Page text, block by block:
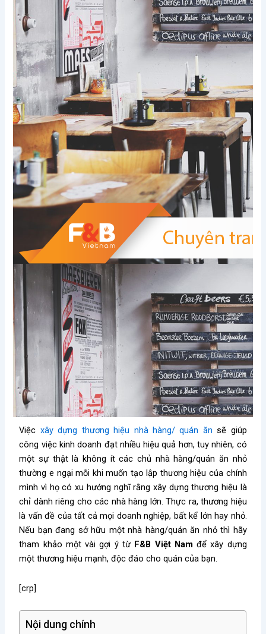
Việc xây dựng thương hiệu nhà hàng/ quán ăn sẽ giúp
công việc kinh doanh đạt nhiều hiệu quả hơn, tuy nhiên, có
một sự thật là không ít các chủ nhà hàng/quán ăn nhỏ
thường e ngại mỗi khi muốn tạo lập thương hiệu của chính
mình vì họ có xu hướng nghĩ rằng xây dựng thương hiệu là
chỉ dành riêng cho các nhà hàng lớn. Thực ra, thương hiệu
là vấn đề của tất cả mọi doanh nghiệp, bất kể lớn hay nhỏ.
Nếu bạn đang sở hữu một nhà hàng/quán ăn nhỏ thì hãy
tham khảo một vài gợi ý từ F&B Việt Nam để xây dựng
một thương hiệu mạnh, độc đáo cho quán của bạn.
[crp]
Nội dung chính